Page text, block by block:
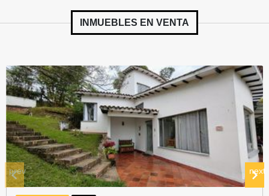
INMUEBLES EN VENTA
prev next